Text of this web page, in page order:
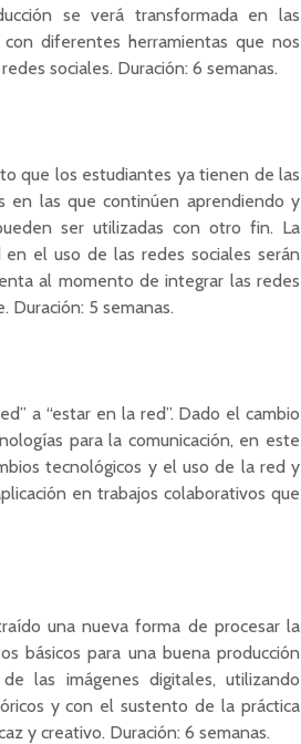
se verá transformada en las
diferentes herramientas que nos
sociales. Duración: 6 semanas.
que los estudiantes ya tienen de las
en las que continúen aprendiendo y
ser utilizadas con otro fin. La
el uso de las redes sociales serán
al momento de integrar las redes
Duración: 5 semanas.
a “estar en la red”. Dado el cambio
para la comunicación, en este
tecnológicos y el uso de la red y
en trabajos colaborativos que
una nueva forma de procesar la
básicos para una buena producción
las imágenes digitales, utilizando
y con el sustento de la práctica
y creativo. Duración: 6 semanas.